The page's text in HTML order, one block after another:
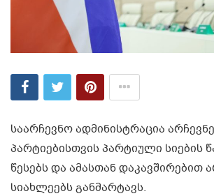
საარჩევნო ადმინისტრაცია
პარტიებისთვის პარტიული სიების
წესებს და ამასთან დაკავშირებით
სიახლეებს განმარტავს.